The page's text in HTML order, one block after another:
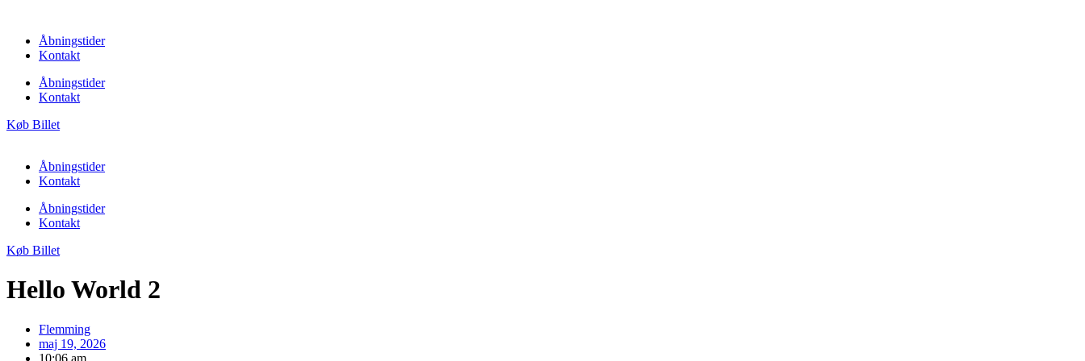
Åbningstider
Kontakt
Åbningstider
Kontakt
Køb Billet
Åbningstider
Kontakt
Åbningstider
Kontakt
Køb Billet
Hello World 2
Flemming
maj 19, 2026
10:06 am